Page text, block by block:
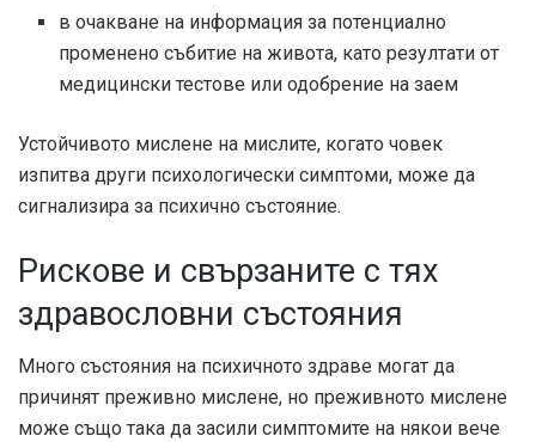
в очакване на информация за потенциално
променено събитие на живота, като резултати от
медицински тестове или одобрение на заем
Устойчивото мислене на мислите, когато човек
изпитва други психологически симптоми, може да
сигнализира за психично състояние.
Рискове и свързаните с тях
здравословни състояния
Много състояния на психичното здраве могат да
причинят преживно мислене, но преживното мислене
може също така да засили симптомите на някои вече